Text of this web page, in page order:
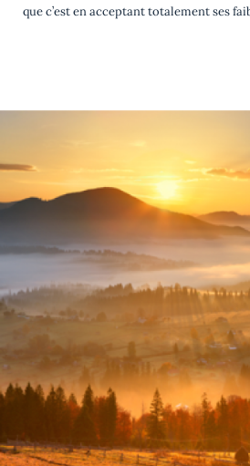
que c’est en acceptant totalement ses